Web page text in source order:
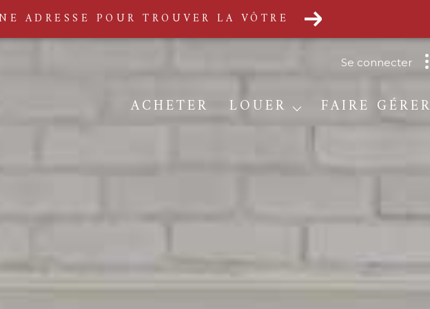
ADRESSE POUR TROUVER LA VÔTRE
Se connecter
ACHETER LOUER
Déposer votre dossier de location
FAIRE GÉRER